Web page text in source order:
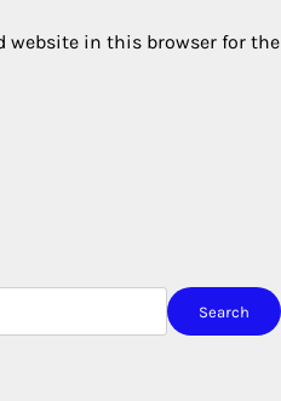
website in this browser for the
Search